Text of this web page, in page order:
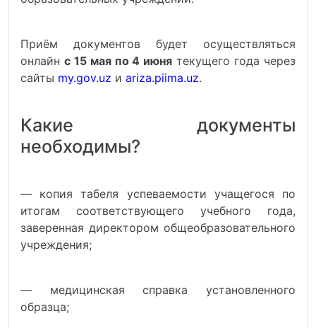
Приём документов будет осуществляться
онлайн с 15 мая по 4 июня текущего года через
сайты my.gov.uz и ariza.piima.uz.
Какие документы
необходимы?
— копия табеля успеваемости учащегося по
итогам соответствующего учебного года,
заверенная директором общеобразовательного
учреждения;
— медицинская справка установленного
образца;